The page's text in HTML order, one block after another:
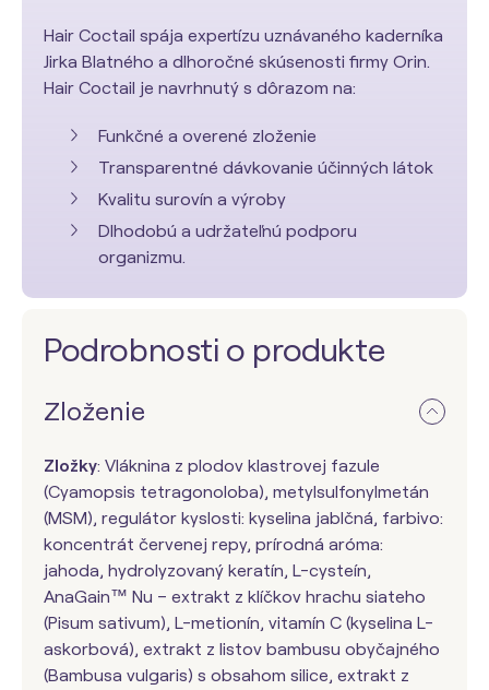
Hair Coctail spája expertízu uznávaného kaderníka
Jirka Blatného a dlhoročné skúsenosti firmy Orin.
Hair Coctail je navrhnutý s dôrazom na:
Funkčné a overené zloženie
Transparentné dávkovanie účinných látok
Kvalitu surovín a výroby
Dlhodobú a udržateľnú podporu
organizmu.
Podrobnosti o produkte
Zloženie
Zložky: Vláknina z plodov klastrovej fazule
(Cyamopsis tetragonoloba), metylsulfonylmetán
(MSM), regulátor kyslosti: kyselina jablčná, farbivo:
koncentrát červenej repy, prírodná aróma:
jahoda, hydrolyzovaný keratín, L-cysteín,
AnaGain™ Nu – extrakt z klíčkov hrachu siateho
(Pisum sativum), L-metionín, vitamín C (kyselina L-
askorbová), extrakt z listov bambusu obyčajného
(Bambusa vulgaris) s obsahom silice, extrakt z